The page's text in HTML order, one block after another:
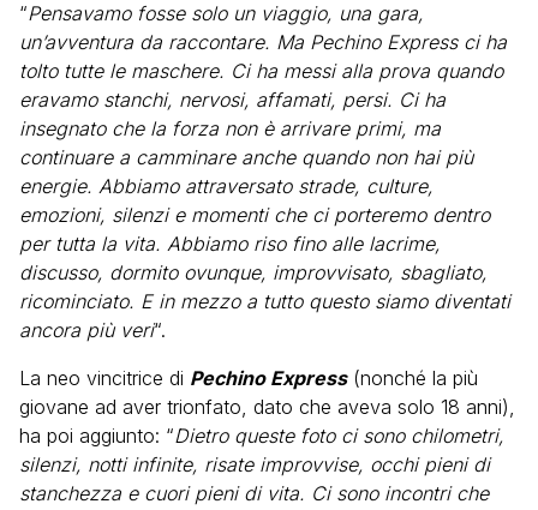
“Pensavamo fosse solo un viaggio, una gara,
un’avventura da raccontare. Ma Pechino Express ci ha
tolto tutte le maschere. Ci ha messi alla prova quando
eravamo stanchi, nervosi, affamati, persi. Ci ha
insegnato che la forza non è arrivare primi, ma
continuare a camminare anche quando non hai più
energie. Abbiamo attraversato strade, culture,
emozioni, silenzi e momenti che ci porteremo dentro
per tutta la vita. Abbiamo riso fino alle lacrime,
discusso, dormito ovunque, improvvisato, sbagliato,
ricominciato. E in mezzo a tutto questo siamo diventati
ancora più veri“.
La neo vincitrice di Pechino Express(nonché la più
giovane ad aver trionfato, dato che aveva solo 18 anni),
ha poi aggiunto: “Dietro queste foto ci sono chilometri,
silenzi, notti infinite, risate improvvise, occhi pieni di
stanchezza e cuori pieni di vita. Ci sono incontri che